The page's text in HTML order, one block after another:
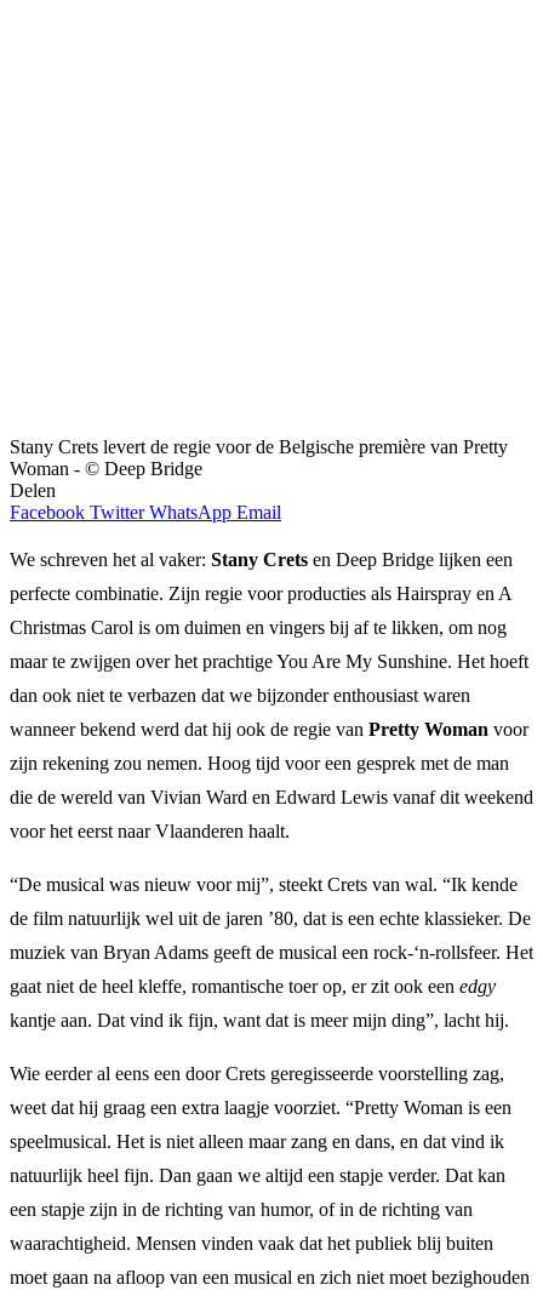
Stany Crets levert de regie voor de Belgische première van Pretty
Woman - © Deep Bridge
Delen
Facebook Twitter WhatsApp Email
We schreven het al vaker: Stany Crets en Deep Bridge lijken een
perfecte combinatie. Zijn regie voor producties als Hairspray en A
Christmas Carol is om duimen en vingers bij af te likken, om nog
maar te zwijgen over het prachtige You Are My Sunshine. Het hoeft
dan ook niet te verbazen dat we bijzonder enthousiast waren
wanneer bekend werd dat hij ook de regie van Pretty Woman voor
zijn rekening zou nemen. Hoog tijd voor een gesprek met de man
die de wereld van Vivian Ward en Edward Lewis vanaf dit weekend
voor het eerst naar Vlaanderen haalt.
“De musical was nieuw voor mij”, steekt Crets van wal. “Ik kende
de film natuurlijk wel uit de jaren ’80, dat is een echte klassieker. De
muziek van Bryan Adams geeft de musical een rock-‘n-rollsfeer. Het
gaat niet de heel kleffe, romantische toer op, er zit ook een edgy
kantje aan. Dat vind ik fijn, want dat is meer mijn ding”, lacht hij.
Wie eerder al eens een door Crets geregisseerde voorstelling zag,
weet dat hij graag een extra laagje voorziet. “Pretty Woman is een
speelmusical. Het is niet alleen maar zang en dans, en dat vind ik
natuurlijk heel fijn. Dan gaan we altijd een stapje verder. Dat kan
een stapje zijn in de richting van humor, of in de richting van
waarachtigheid. Mensen vinden vaak dat het publiek blij buiten
moet gaan na afloop van een musical en zich niet moet bezighouden